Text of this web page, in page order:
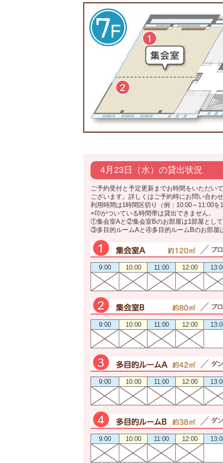
4月23日（水）の貸出状況
ご予約受付と予定更新までお時間をいただい
ございます。詳しくはご予約時にお問い合わせ
利用時間は1時間区切り（例：10:00～11:00を1
×印がついている時間帯は貸出できません。
①集会室Aと②集会室Bのお部屋は1部屋として
③多目的ルームAと④多目的ルームBのお部屋
9:00 10:00 11:00 12:00
9:00 10:00 11:00 12:00
9:00 10:00 11:00 12:00
9:00 10:00 11:00 12:00